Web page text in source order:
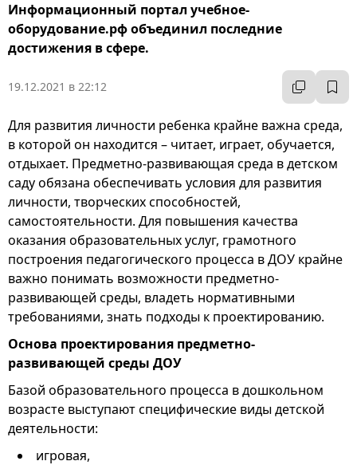
Информационный портал учебное-
оборудование.рф объединил последние
достижения в сфере.
19.12.2021 в 22:12
Для развития личности ребенка крайне важна среда,
в которой он находится – читает, играет, обучается,
отдыхает. Предметно-развивающая среда в детском
саду обязана обеспечивать условия для развития
личности, творческих способностей,
самостоятельности. Для повышения качества
оказания образовательных услуг, грамотного
построения педагогического процесса в ДОУ крайне
важно понимать возможности предметно-
развивающей среды, владеть нормативными
требованиями, знать подходы к проектированию.
Основа проектирования предметно-
развивающей среды ДОУ
Базой образовательного процесса в дошкольном
возрасте выступают специфические виды детской
деятельности:
игровая,